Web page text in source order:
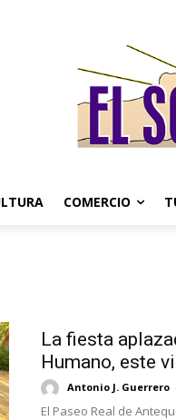
COMERCIO
La fiesta
Humano, este
Antonio J. Guerrero -
El Paseo Real de